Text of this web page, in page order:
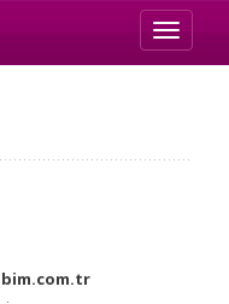
Toggle